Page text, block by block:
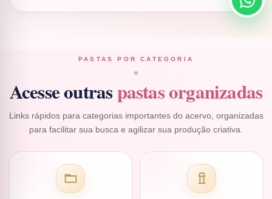
PASTAS POR CATEGORIA
♥
Acesse outraspastas organizadas
Links rápidos para categorias importantes do acervo, organizadas
para facilitar sua busca e agilizar sua produção criativa.